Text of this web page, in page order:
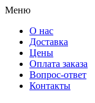
Меню
О нас
Доставка
Цены
Оплата заказа
Вопрос-ответ
Контакты